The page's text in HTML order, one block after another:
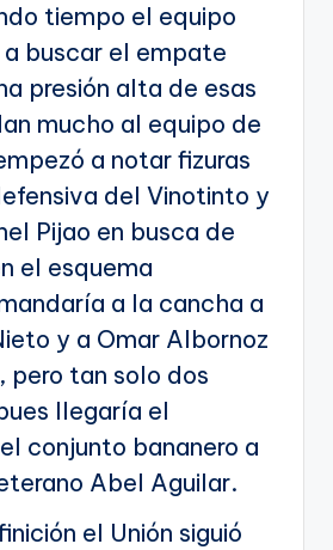
tiempo el equipo
buscar el empate
presión alta de esas
mucho al equipo de
a notar fizuras
del Vinotinto y
Pijao en busca de
el esquema
a la cancha a
y a Omar Albornoz
pero tan solo dos
llegaría el
conjunto bananero a
Abel Aguilar.
el Unión siguió